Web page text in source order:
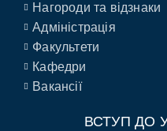
Нагороди та відзнаки
Адміністрація
Факультети
Кафедри
Вакансії
ВСТУП ДО